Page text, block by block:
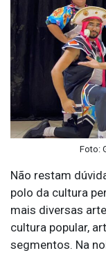
Foto:
Não restam
polo da cultura
mais diversas
cultura popular,
segmentos. Na